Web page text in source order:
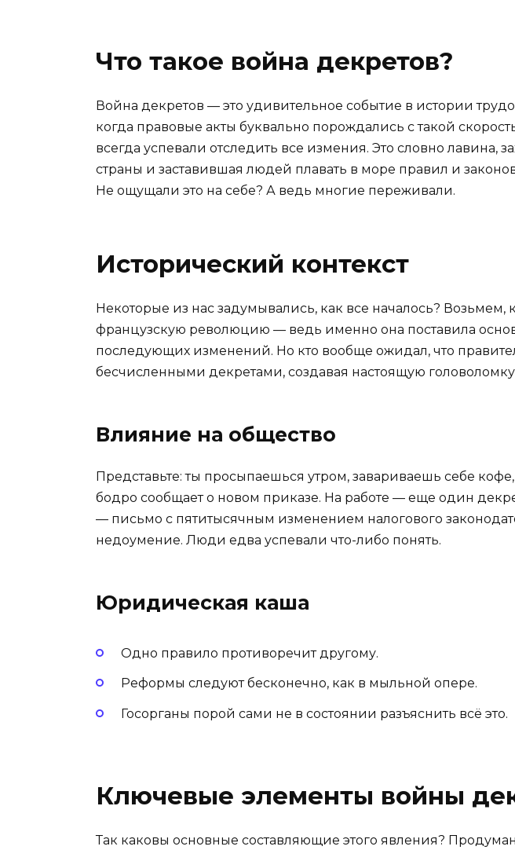
Что такое война декретов?
Война декретов — это удивительное событие в истории
когда правовые акты буквально порождались с такой
всегда успевали отследить все измения. Это словно лавина,
страны и заставившая людей плавать в море правил и
Не ощущали это на себе? А ведь многие переживали.
Исторический контекст
Некоторые из нас задумывались, как все началось?
французскую революцию — ведь именно она поставила
последующих изменений. Но кто вообще ожидал, что
бесчисленными декретами, создавая настоящую головоломку
Влияние на общество
Представьте: ты просыпаешься утром, завариваешь себе
бодро сообщает о новом приказе. На работе — еще один
— письмо с пятитысячным изменением налогового
недоумение. Люди едва успевали что-либо понять.
Юридическая каша
Одно правило противоречит другому.
Реформы следуют бесконечно, как в мыльной опере.
Госорганы порой сами не в состоянии разъяснить всё это.
Ключевые элементы войны
Так каковы основные составляющие этого явления?